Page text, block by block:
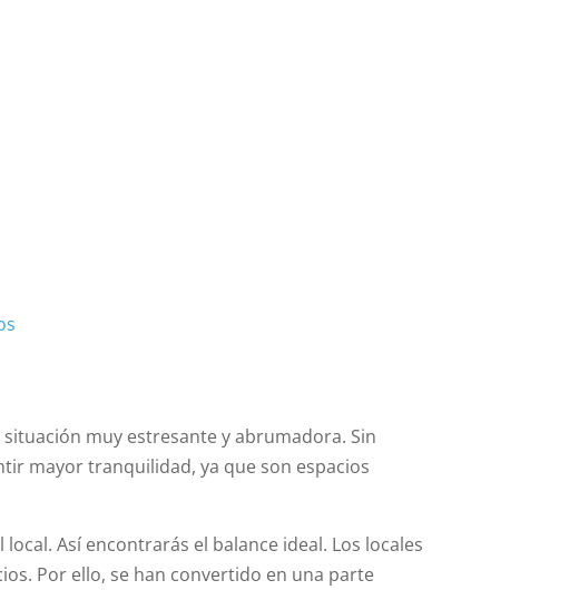
muy estresante y abrumadora. Sin
mayor tranquilidad, ya que son espacios
Así encontrarás el balance ideal. Los locales
Por ello, se han convertido en una parte